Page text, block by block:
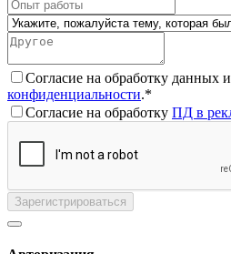
Согласие на обработку данных
конфиденциальности.*
Согласие на обработку ПД в
Зарегистрироваться